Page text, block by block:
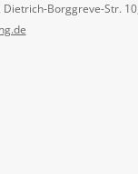
Borggreve-Str.